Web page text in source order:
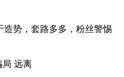
造势，套路多多，粉丝警惕
局 远离